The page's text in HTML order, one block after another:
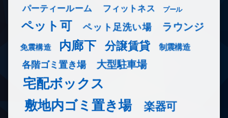
パーティールーム フィットネス プール
ペット可 ペット足洗い場 ラウンジ
免震構造 内廊下 分譲賃貸 制震構造
各階ゴミ置き場 大型駐車場
宅配ボックス
敷地内ゴミ置き場
楽器可